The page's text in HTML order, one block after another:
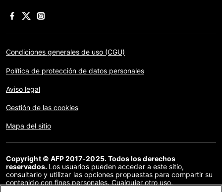
Condiciones generales de uso (CGU)
Política de protección de datos personales
Aviso legal
Gestión de las cookies
Mapa del sitio
Copyright © AFP 2017-2025. Todos los derechos
reservados. Los usuarios pueden acceder a este sitio,
consultarlo y utilizar las opciones propuestas para compartir su
contenido con fines personales. Cualquier otro uso,